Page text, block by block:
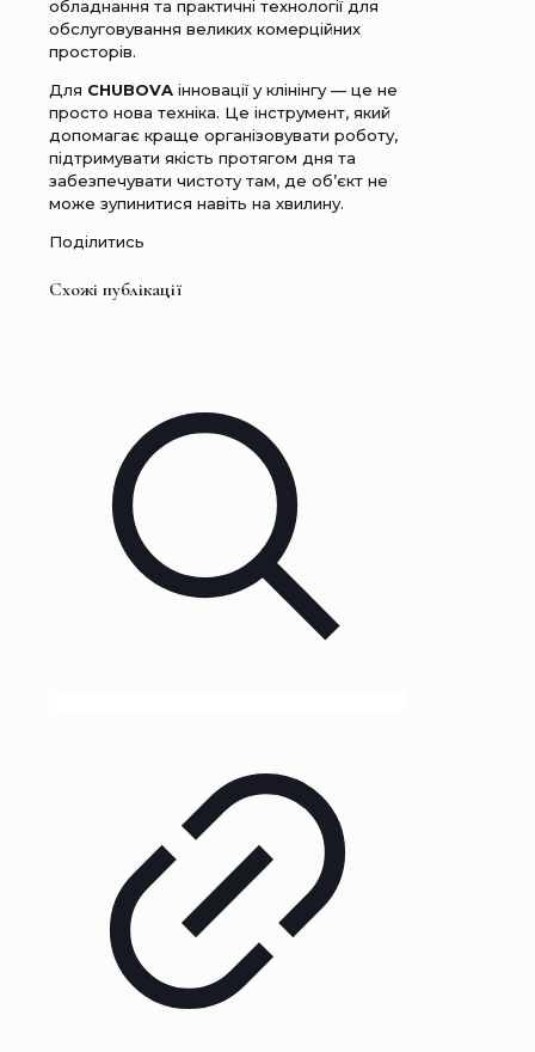
обладнання та практичні технології для
обслуговування великих комерційних
просторів.
Для CHUBOVA інновації у клінінгу — це не
просто нова техніка. Це інструмент, який
допомагає краще організовувати роботу,
підтримувати якість протягом дня та
забезпечувати чистоту там, де об’єкт не
може зупинитися навіть на хвилину.
Поділитись
Схожі публікації